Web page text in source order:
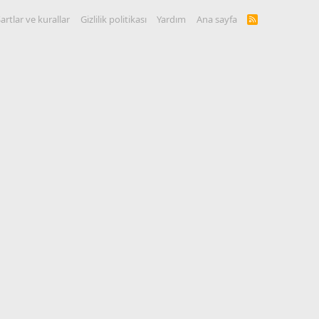
ve kurallar Gizlilik politikası Yardım Ana sayfa
R